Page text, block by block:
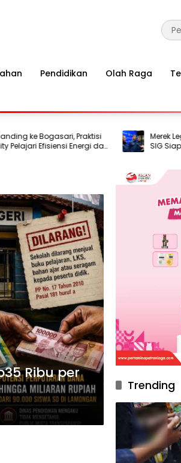
Pendidikan Olah Raga
Bogasari, Praktisi
Efisiensi Energi dan
Merek
SIG Siap
Ribu per
Trending